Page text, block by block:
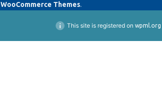
WooCommerce Themes.
This site is registered on wpml.org